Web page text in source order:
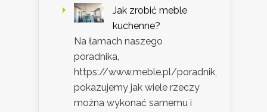
Jak zrobić meble
kuchenne?
Na łamach naszego
poradnika,
https://www.meble.pl/poradnik,
pokazujemy jak wiele rzeczy
można wykonać samemu i